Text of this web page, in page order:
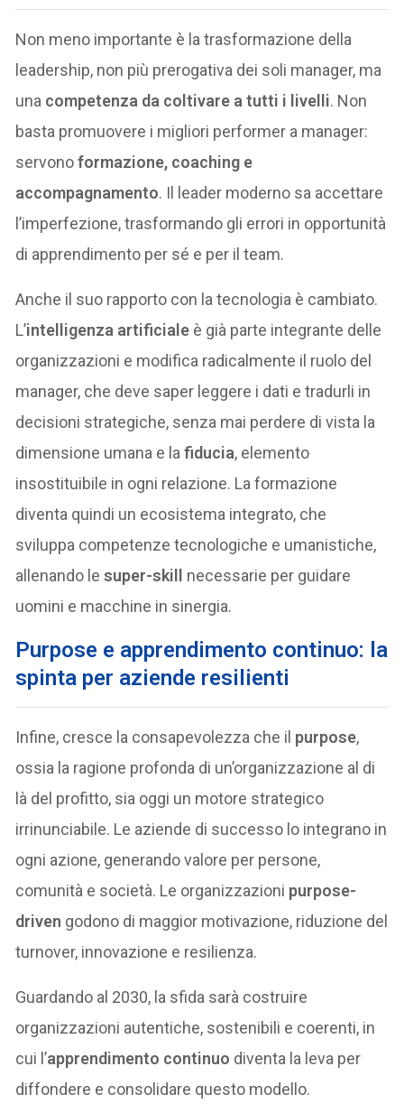
Non meno importante è la trasformazione della
leadership, non più prerogativa dei soli manager, ma
una competenza da coltivare a tutti i livelli. Non
basta promuovere i migliori performer a manager:
servonoformazione, coaching e
accompagnamento. Il leader moderno sa accettare
l’imperfezione, trasformando gli errori in opportunità
di apprendimento per sé e per il team.
Anche il suo rapporto con la tecnologia è cambiato.
L’intelligenza artificiale è già parte integrante delle
organizzazioni e modifica radicalmente il ruolo del
manager, che deve saper leggere i dati e tradurli in
decisioni strategiche, senza mai perdere di vista la
dimensione umana e lafiducia, elemento
insostituibile in ogni relazione. La formazione
diventa quindi un ecosistema integrato, che
sviluppa competenze tecnologiche e umanistiche,
allenando lesuper-skill necessarie per guidare
uomini e macchine in sinergia.
Purpose e apprendimento continuo: la
spinta per aziende resilienti
Infine, cresce la consapevolezza che il purpose,
ossia la ragione profonda di un’organizzazione al di
là del profitto, sia oggi un motore strategico
irrinunciabile. Le aziende di successo lo integrano in
ogni azione, generando valore per persone,
comunità e società. Le organizzazioni purpose-
driven godono di maggior motivazione, riduzione del
turnover, innovazione e resilienza.
Guardando al 2030, la sfida sarà costruire
organizzazioni autentiche, sostenibili e coerenti, in
cui l’apprendimento continuo diventa la leva per
diffondere e consolidare questo modello.